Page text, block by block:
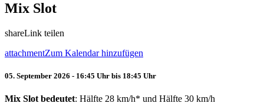
Mix Slot
shareLink teilen
attachmentZum Kalendar hinzufügen
05. September 2026 - 16:45 Uhr bis 18:45 Uhr
Mix Slot bedeutet: Hälfte 28 km/h* und Hälfte 30 km/h